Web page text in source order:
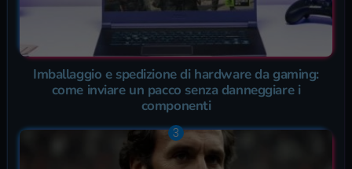
Imballaggio e spedizione di hardware da gaming:
come inviare un pacco senza danneggiare i
componenti